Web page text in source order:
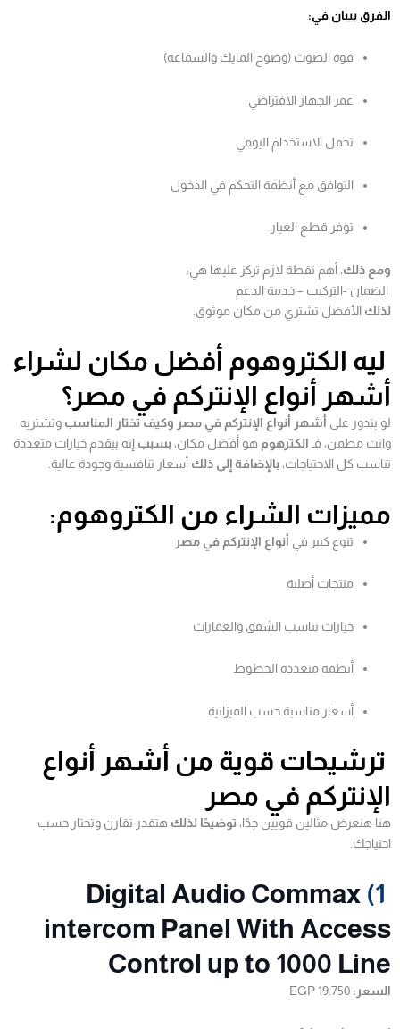
الفرق بيبان في:
قوة الصوت (وضوح المايك والسماعة)
عمر الجهاز الافتراضي
تحمل الاستخدام اليومي
التوافق مع أنظمة التحكم في الدخول
توفر قطع الغيار
ومع ذلك، أهم نقطة لازم تركز عليها هي:
الضمان -التركيب – خدمة الدعم
لذلك الأفضل تشتري من مكان موثوق.
ليه الكتروهوم أفضل مكان لشراء
أشهر أنواع الإنتركم في مصر؟
لو بتدور على أشهر أنواع الإنتركم في مصر وكيف تختار المناسب وتشتريه
وانت مطمن، فـ الكترهوم هو أفضل مكان، بسبب إنه بيقدم خيارات متعددة
تناسب كل الاحتياجات، بالإضافة إلى ذلك أسعار تنافسية وجودة عالية.
مميزات الشراء من الكتروهوم:
تنوع كبير في أنواع الإنتركم في مصر
منتجات أصلية
خيارات تناسب الشقق والعمارات
أنظمة متعددة الخطوط
أسعار مناسبة حسب الميزانية
ترشيحات قوية من أشهر أنواع
الإنتركم في مصر
هنا هنعرض مثالين قويين جدًا، توضيحًا لذلك هتقدر تقارن وتختار حسب
احتياجك.
Digital Audio Commax
intercom Panel With Access
Control up to 1000 Line
السعر: